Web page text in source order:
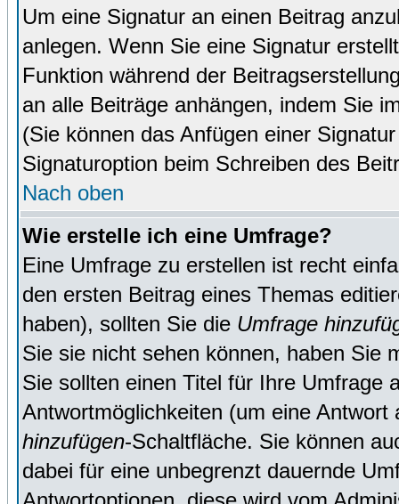
Um eine Signatur an einen Beitrag
anlegen. Wenn Sie eine Signatur
Funktion während der
an alle Beiträge anhängen, indem Sie
(Sie können das Anfügen einer
Signaturoption beim Schreiben des
Nach oben
Wie erstelle ich eine Umfrage?
Eine Umfrage zu erstellen ist recht
den ersten Beitrag eines Themas
haben), sollten Sie die Umfrage
Sie sie nicht sehen können, haben Sie
Sie sollten einen Titel für Ihre Umfrage
Antwortmöglichkeiten (um eine
hinzufügen-Schaltfläche. Sie können
dabei für eine unbegrenzt dauernde